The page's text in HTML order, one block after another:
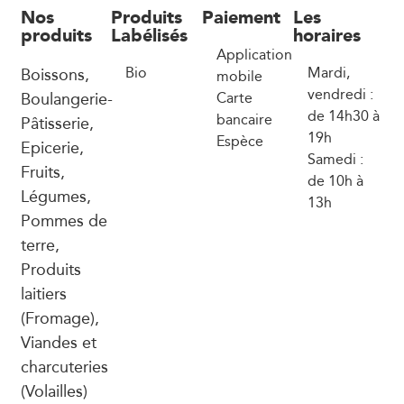
Nos
produits
Boissons,
Boulangerie-
Pâtisserie,
Epicerie,
Fruits,
Légumes,
Pommes de
terre,
Produits
laitiers
(Fromage),
Viandes et
charcuteries
(Volailles)
Produits
Labélisés
Bio
Paiement
Application
mobile
Carte
bancaire
Espèce
Les
horaires
Mardi,
vendredi :
de 14h30 à
19h
Samedi :
de 10h à
13h